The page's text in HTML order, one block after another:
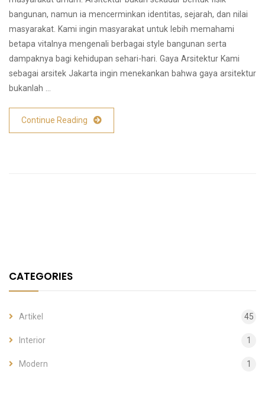
bangunan, namun ia mencerminkan identitas, sejarah, dan nilai
masyarakat. Kami ingin masyarakat untuk lebih memahami
betapa vitalnya mengenali berbagai style bangunan serta
dampaknya bagi kehidupan sehari-hari. Gaya Arsitektur Kami
sebagai arsitek Jakarta ingin menekankan bahwa gaya arsitektur
bukanlah …
Continue Reading
CATEGORIES
Artikel 45
Interior 1
Modern 1